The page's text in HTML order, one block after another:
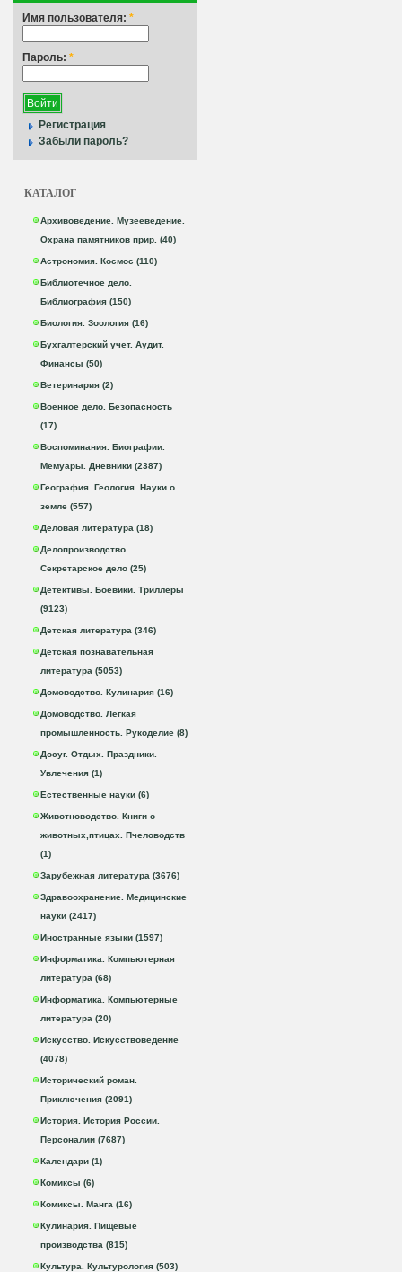
Имя пользователя: *
Пароль: *
Регистрация
Забыли пароль?
КАТАЛОГ
Архивоведение. Музееведение.
Охрана памятников прир. (40)
Астрономия. Космос (110)
Библиотечное дело.
Библиография (150)
Биология. Зоология (16)
Бухгалтерский учет. Аудит.
Финансы (50)
Ветеринария (2)
Военное дело. Безопасность
(17)
Воспоминания. Биографии.
Мемуары. Дневники (2387)
География. Геология. Науки о
земле (557)
Деловая литература (18)
Делопроизводство.
Секретарское дело (25)
Детективы. Боевики. Триллеры
(9123)
Детская литература (346)
Детская познавательная
литература (5053)
Домоводство. Кулинария (16)
Домоводство. Легкая
промышленность. Рукоделие (8)
Досуг. Отдых. Праздники.
Увлечения (1)
Естественные науки (6)
Животноводство. Книги о
животных,птицах. Пчеловодств
(1)
Зарубежная литература (3676)
Здравоохранение. Медицинские
науки (2417)
Иностранные языки (1597)
Информатика. Компьютерная
литература (68)
Информатика. Компьютерные
литература (20)
Искусство. Искусствоведение
(4078)
Исторический роман.
Приключения (2091)
История. История России.
Персоналии (7687)
Календари (1)
Комиксы (6)
Комиксы. Манга (16)
Кулинария. Пищевые
производства (815)
Культура. Культурология (503)